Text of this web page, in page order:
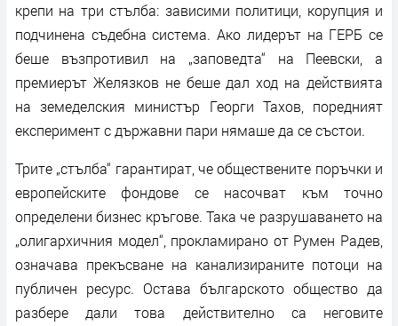
крепи на три стълба: зависими политици, корупция и
подчинена съдебна система. Ако лидерът на ГЕРБ се
беше възпротивил на „заповедта“ на Пеевски, а
премиерът Желязков не беше дал ход на действията
на земеделския министър Георги Тахов, поредният
експеримент с държавни пари нямаше да се състои.
Трите „стълба“ гарантират, че обществените поръчки и
европейските фондове се насочват към точно
определени бизнес кръгове. Така че разрушаването на
„олигархичния модел“, прокламирано от Румен Радев,
означава прекъсване на канализираните потоци на
публичен ресурс. Остава българското общество да
разбере дали това действително са неговите